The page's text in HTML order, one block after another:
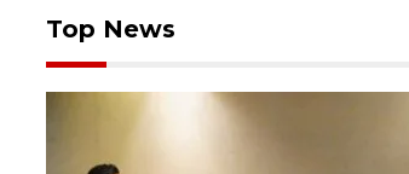
Top News